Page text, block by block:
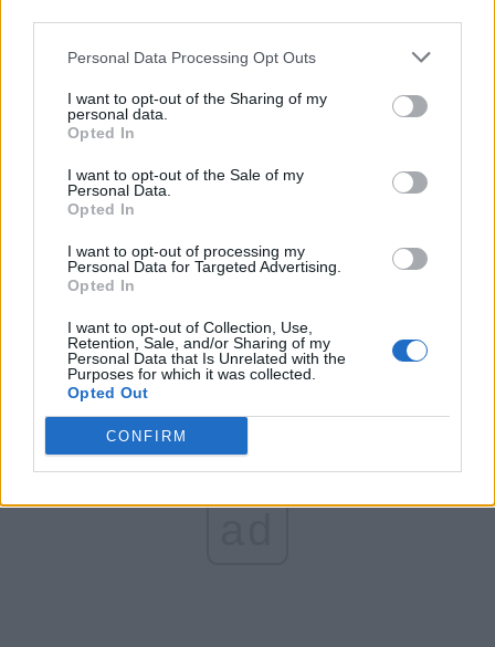
Personal Data Processing Opt Outs
I want to opt-out of the Sharing of my
personal data.
Opted In
I want to opt-out of the Sale of my
Personal Data.
Opted In
I want to opt-out of processing my
Personal Data for Targeted Advertising.
Opted In
I want to opt-out of Collection, Use,
Retention, Sale, and/or Sharing of my
Personal Data that Is Unrelated with the
Purposes for which it was collected.
Opted Out
CONFIRM
PNCR (Terheș)
Partidul Patrioților (Surugiu)
România pe Primul Loc (Ponta)
Arhiva sondajelor